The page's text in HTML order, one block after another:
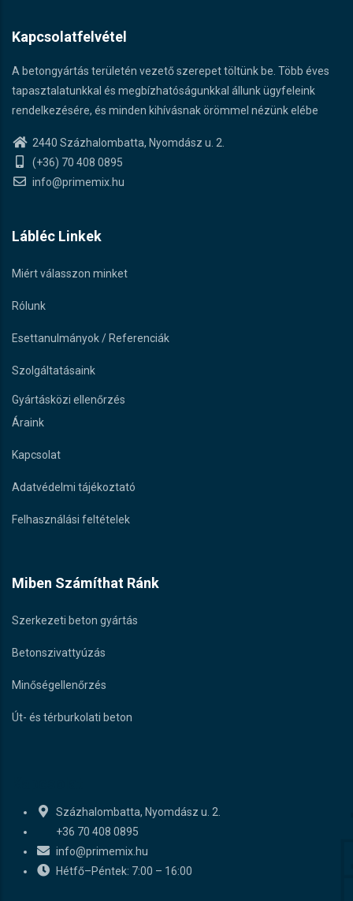
Kapcsolatfelvétel
A betongyártás területén vezető szerepet töltünk be. Több éves
tapasztalatunkkal és megbízhatóságunkkal állunk ügyfeleink
rendelkezésére, és minden kihívásnak örömmel nézünk elébe
2440 Százhalombatta, Nyomdász u. 2.
(+36) 70 408 0895
info@primemix.hu
Lábléc Linkek
Miért válasszon minket
Rólunk
Esettanulmányok / Referenciák
Szolgáltatásaink
Gyártásközi ellenőrzés
Áraink
Kapcsolat
Adatvédelmi tájékoztató
Felhasználási feltételek
Miben Számíthat Ránk
Szerkezeti beton gyártás
Betonszivattyúzás
Minőségellenőrzés
Út- és térburkolati beton
Százhalombatta, Nyomdász u. 2.
+36 70 408 0895
info@primemix.hu
Hétfő–Péntek: 7:00 – 16:00